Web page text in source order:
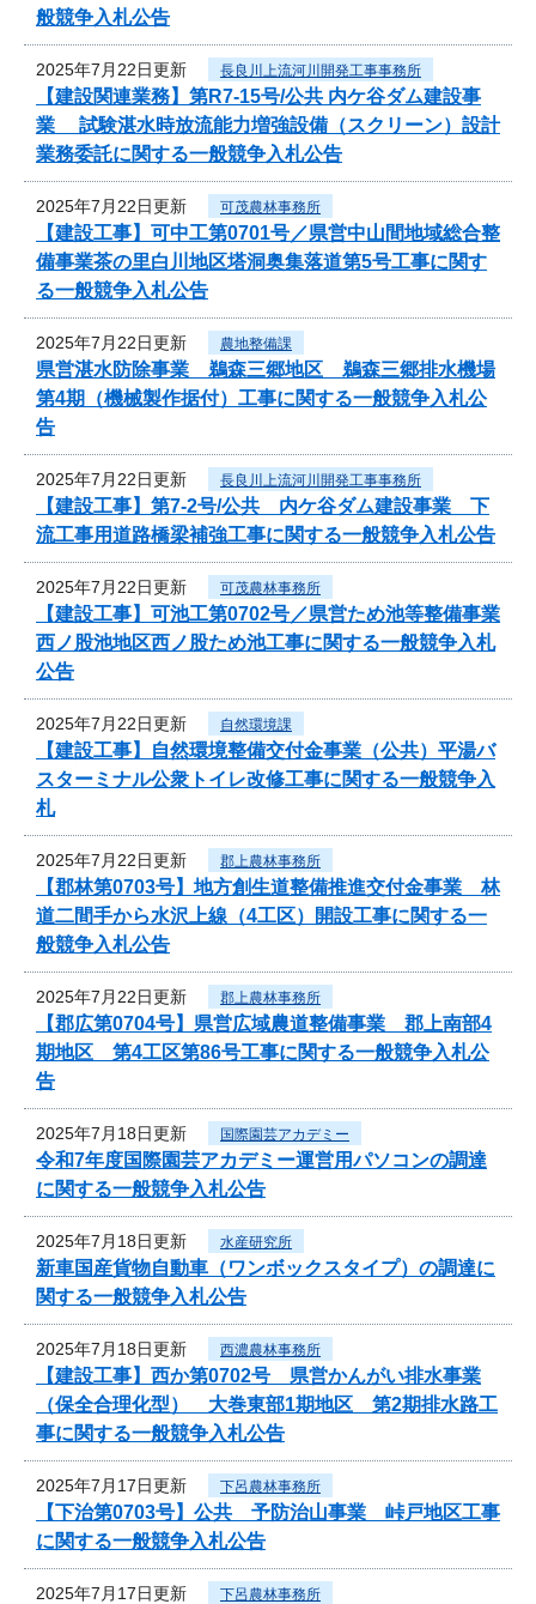
般競争入札公告
2025年7月22日更新 長良川上流河川開発工事事務所
【建設関連業務】第R7-15号/公共 内ケ谷ダム建設事
業 試験湛水時放流能力増強設備（スクリーン）設計
業務委託に関する一般競争入札公告
2025年7月22日更新 可茂農林事務所
【建設工事】可中工第0701号／県営中山間地域総合整
備事業茶の里白川地区塔洞奥集落道第5号工事に関す
る一般競争入札公告
2025年7月22日更新 農地整備課
県営湛水防除事業 鵜森三郷地区 鵜森三郷排水機場
第4期（機械製作据付）工事に関する一般競争入札公
告
2025年7月22日更新 長良川上流河川開発工事事務所
【建設工事】第7-2号/公共 内ケ谷ダム建設事業 下
流工事用道路橋梁補強工事に関する一般競争入札公告
2025年7月22日更新 可茂農林事務所
【建設工事】可池工第0702号／県営ため池等整備事業
西ノ股池地区西ノ股ため池工事に関する一般競争入札
公告
2025年7月22日更新 自然環境課
【建設工事】自然環境整備交付金事業（公共）平湯バ
スターミナル公衆トイレ改修工事に関する一般競争入
札
2025年7月22日更新 郡上農林事務所
【郡林第0703号】地方創生道整備推進交付金事業 林
道二間手から水沢上線（4工区）開設工事に関する一
般競争入札公告
2025年7月22日更新 郡上農林事務所
【郡広第0704号】県営広域農道整備事業 郡上南部4
期地区 第4工区第86号工事に関する一般競争入札公
告
2025年7月18日更新 国際園芸アカデミー
令和7年度国際園芸アカデミー運営用パソコンの調達
に関する一般競争入札公告
2025年7月18日更新 水産研究所
新車国産貨物自動車（ワンボックスタイプ）の調達に
関する一般競争入札公告
2025年7月18日更新 西濃農林事務所
【建設工事】西か第0702号 県営かんがい排水事業
（保全合理化型） 大巻東部1期地区 第2期排水路工
事に関する一般競争入札公告
2025年7月17日更新 下呂農林事務所
【下治第0703号】公共 予防治山事業 峠戸地区工事
に関する一般競争入札公告
2025年7月17日更新 下呂農林事務所